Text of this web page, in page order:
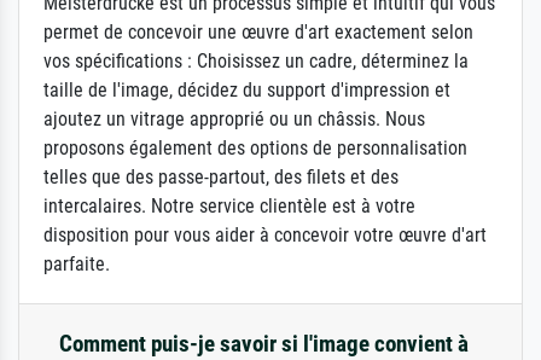
permet de concevoir une œuvre d'art exactement selon
vos spécifications : Choisissez un cadre, déterminez la
taille de l'image, décidez du support d'impression et
ajoutez un vitrage approprié ou un châssis. Nous
proposons également des options de personnalisation
telles que des passe-partout, des filets et des
intercalaires. Notre service clientèle est à votre
disposition pour vous aider à concevoir votre œuvre d'art
parfaite.
Comment puis-je savoir si l'image convient à